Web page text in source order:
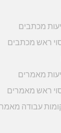
מאמרים